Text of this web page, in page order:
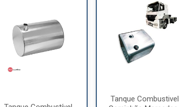
Tanque Combustivel